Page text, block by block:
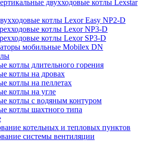
двухходовые котлы Lexstar
котлы Lexor Easy NP2-D
котлы Lexor NP3-D
котлы Lexor SP3-D
мобильные Mobilex DN
котлы длительного горения
котлы на дровах
котлы на пеллетах
котлы на угле
котлы с водяным контуром
котлы шахтного типа
котельных и тепловых пунктов
системы вентиляции